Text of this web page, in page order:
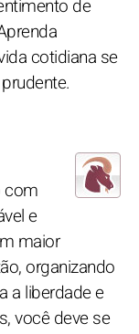
de
cotidiana se
com
e
maior
organizando
a liberdade e
você deve se